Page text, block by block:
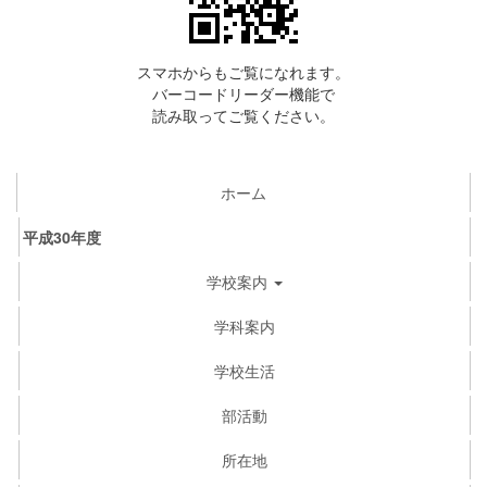
スマホからもご覧になれます。
バーコードリーダー機能で
読み取ってご覧ください。
ホーム
平成30年度
学校案内
学科案内
学校生活
部活動
所在地